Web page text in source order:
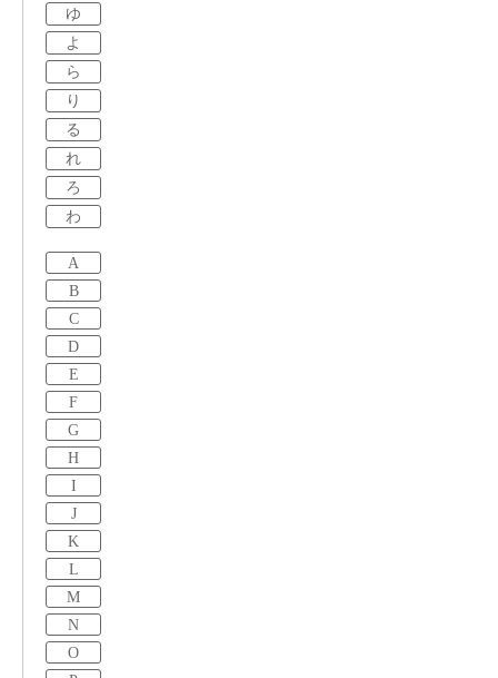
ゆ
よ
ら
り
る
れ
ろ
わ
A
B
C
D
E
F
G
H
I
J
K
L
M
N
O